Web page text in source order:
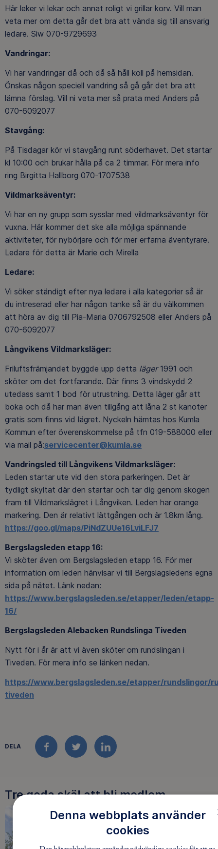
Här leker vi lekar och annat roligt vi grillar korv. Vill man
veta mer om detta går det bra att vända sig till ansvarig
ledare. Siw 070-9729693
Vandringar:
Vi har vandringar då och då så håll koll på hemsidan.
Önskas någon speciell vandring så gå går det bra att
lämna förslag. Vill ni veta mer så prata med Anders på
070-6092077
Stavgång:
På Tisdagar kör vi stavgång runt söderhavet. Det startar
kl 10:00 och brukar hålla på ca 2 timmar. För mera info
ring Birgitta Hallborg 070-1707538
Vildmarksäventyr:
Vi har en ny grupp som sysslar med vildmarksäventyr för
vuxna. Här kommer det ske alla möjliga spännande
aktiviteter, för nybörjare och för mer erfarna äventyrare.
Ledare för detta är Marie och Mirella
Ledare:
Vi söker ständigt efter nya ledare i alla kategorier så är
du intreserad eller har någon tanke så är du välkommen
att höra av dig till Pia-Maria 0706792508 eller Anders på
070-6092077
Långvikens Vildmarksläger:
Friluftsfrämjandet byggde upp detta läger1991 och
sköter om det fortfarande. Där finns 3 vindskydd 2
utedass samt 1 bod för utrustning. Detta läger går att
boka och då har man även tillgång att låna 2 st kanoter
gratis som finns vid lägret. Nyckeln hämtas hos Kumla
Kommun efter överenskommelse på tfn 019-588000 eller
via mail på:servicecenter@kumla.se
Vandringsled till Långvikens Vildmarksläger:
Leden startar ute vid den stora parkeringen. Det är
tydligt skyltat där den startar och tar dig genom skogen
fram till Vildmarkslägret i Långviken. Leden har orange
markering. Den är relativt lättgången och är 1.8km lång.
https://goo.gl/maps/PiNdZUUe16LviLFJ7
Bergslagsleden etapp 16:
Vi sköter även om Bergslagsleden etapp 16. För mer
information om leden hänvisar vi till Bergslagsledens egna
sida på nätet. Länk nedan:
https://www.bergslagsleden.se/etapper/leden/etapp-
16/
Bergslagsleden Alebacken Rundslinga Tiveden
Nytt för i år är att vi även sköter om rundslingan i
Tiveden. För mera info se länken nedan.
https://www.bergslagsleden.se/etapper/rundslingor/
tiveden
DELA
FACEBOOKTWITTERLINKEDIN
Tre goda skäl att bli medlem
Denna webbplats använder
cookies